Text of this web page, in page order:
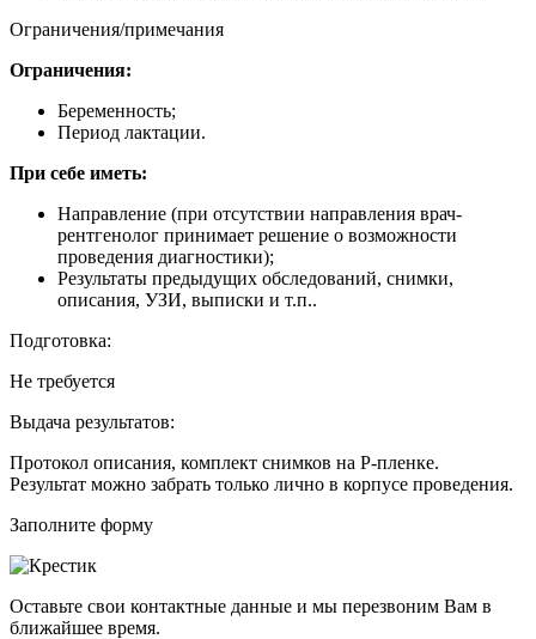
Ограничения/примечания
Ограничения:
Беременность;
Период лактации.
При себе иметь:
Направление (при отсутствии направления врач-
рентгенолог принимает решение о возможности
проведения диагностики);
Результаты предыдущих обследований, снимки,
описания, УЗИ, выписки и т.п..
Подготовка:
Не требуется
Выдача результатов:
Протокол описания, комплект снимков на Р-пленке.
Результат можно забрать только лично в корпусе проведения.
Заполните форму
Оставьте свои контактные данные и мы перезвоним Вам в
ближайшее время.